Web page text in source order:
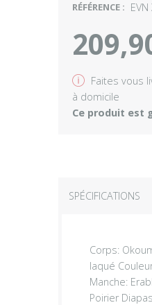
RÉFÉRENCE : EVN
v Faites vous
à domicile
Ce produit est
SPÉCIFICATIONS
Corps:
laqué
Manche:
Poirier